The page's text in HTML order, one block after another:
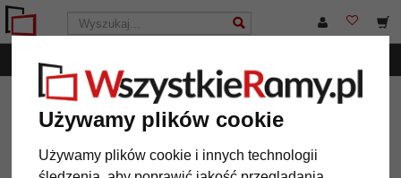
Używamy plików cookie
Używamy plików cookie i innych technologii
WszystkieRamy.pl Inne produkty
Potykacze reklamowe
filtr: format: 42 x 59,4 cm (A2)